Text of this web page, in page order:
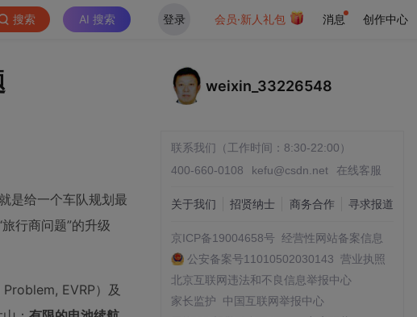
搜索 AI 搜索 登录 会员·新人礼包 消息 创作中心
是给一个车队规划最
行商问题”的升级
EVRP）及
weixin_33226548
联系我们（工作时间：8:30-22:00）
400-660-0108
kefu@csdn.net 在线客服
关于我们 招贤纳士 商务合作 寻求报道
京ICP备19004658号 经营性网站备案信息
公安备案号11010502030143 营业执照
北京互联网违法和不良信息举报中心
家长监护
中国互联网举报中心